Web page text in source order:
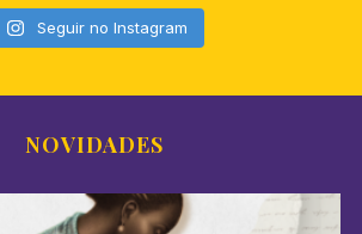
Seguir no Instagram
NOVIDADES